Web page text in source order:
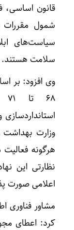
قانون اساسی،
شمول
سیاست‌های
سلامت هستند.
وی افزود: بر
وزارت بهداشت
هرگونه
نظارتی این
اعلامی صورت
مشاور فناوری
کرد: اعطای